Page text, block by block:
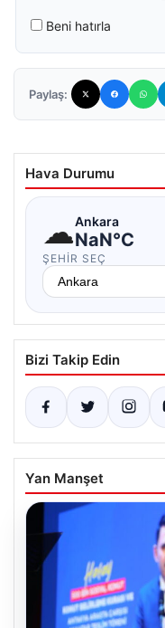
Beni hatırla
Paylaş:
Hava Durumu
☁Ankara
NaN°C
ŞEHIR SEÇ
Bizi Takip Edin
Yan Manşet